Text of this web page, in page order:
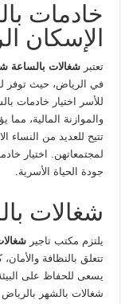
خادمات
الإسكان
تعتبرشغالات بالساعة
في الرياض، حيث توفر
للأسر اختيار خادمات
والموازنة المالية،
تتيح للعديد من النساء
لمجتمعاتهن. اختيار
جودة الحياة الأسرية.
شغالات بالشھر
يلتزم مكتب تاجیر
تتعلق بالنظافة
يسعى للحفاظ على
شغالات بالشھر